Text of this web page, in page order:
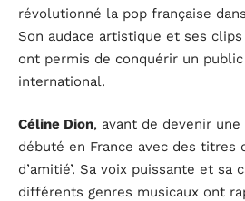
révolutionné la pop française
Son audace artistique et ses
ont permis de conquérir un
international.
Céline Dion, avant de devenir
débuté en France avec des titres
d’amitié’. Sa voix puissante et sa
différents genres musicaux ont